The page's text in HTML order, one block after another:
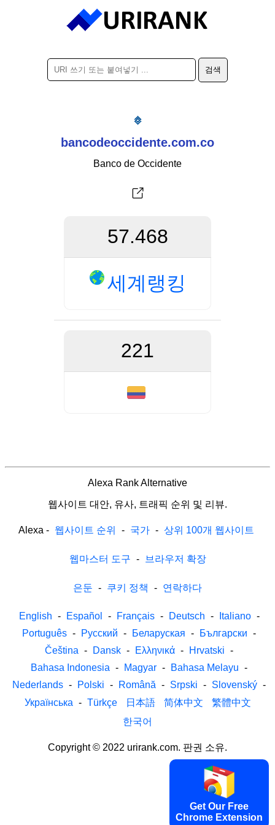
bancodeoccidente.com.co
Banco de Occidente
57.468
세계랭킹
221
Alexa Rank Alternative
웹사이트 대안, 유사, 트래픽 순위 및 리뷰.
Alexa - 웹사이트 순위 - 국가 - 상위 100개 웹사이트
웹마스터 도구 - 브라우저 확장
은둔 - 쿠키 정책 - 연락하다
English - Español - Français - Deutsch - Italiano -
Português - Русский - Беларуская - Български -
Čeština - Dansk - Ελληνικά - Hrvatski -
Bahasa Indonesia - Magyar - Bahasa Melayu -
Nederlands - Polski - Română - Srpski - Slovenský -
Українська - Türkçe 日本語 简体中文
繁體中文
한국어
Copyright © 2022 urirank.com. 판권 소유.
Get Our Free
Chrome Extension